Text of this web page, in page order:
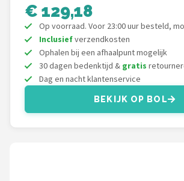
POPULAIRE MERKEN
To the South
GARDENA
Husqvarna
€ 129,18
Op voorraad. Voor 23:00 uur besteld,
Inclusiefverzendkosten
Ophalen bij een afhaalpunt mogelijk
30 dagen bedenktijd & gratis
Dag en nacht klantenservice
BEKIJK OP BOL